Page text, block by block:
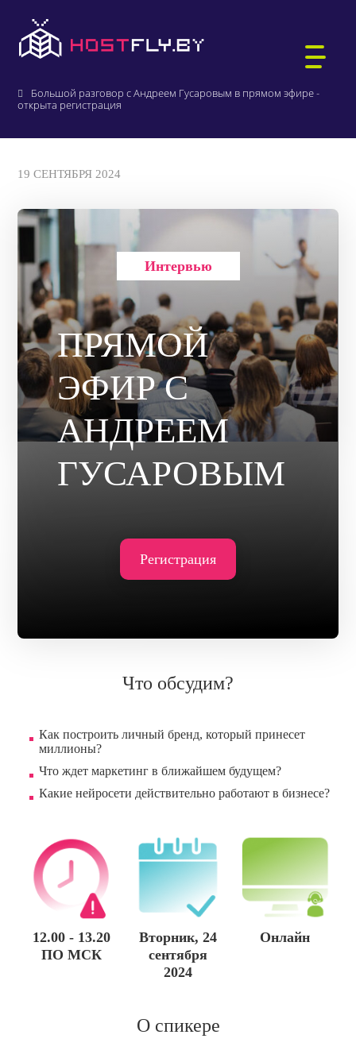
WORDPRESS-ХОСТИНГ
ВИРТУАЛЬНЫЕ СЕРВЕРЫ
БИТРИКС-ХОСТИНГ
ПОЧТА ДЛЯ ДОМЕНА
1С:БУХГАЛТЕРИЯ
ВЫДЕЛЕННЫЕ СЕРВЕРЫ
ЗАЩИЩЁННЫЙ ХОСТИНГ
РЕГИСТРАЦИЯ ДОМЕНОВ
АУКЦИОН ДОМЕНОВ .BY
КТО МЫ
НОВОСТИ И АКЦИИ
БЛОГ
ВОПРОСЫ И ОТВЕТЫ
КОНТАКТЫ
ДОКУМЕНТЫ
Большой разговор с Андреем Гусаровым в прямом эфире -
открыта регистрация
19 СЕНТЯБРЯ 2024
Интервью
ПРЯМОЙ
ЭФИР С
АНДРЕЕМ
ГУСАРОВЫМ
Регистрация
Что обсудим?
Как построить личный бренд, который принесет
миллионы?
Что ждет маркетинг в ближайшем будущем?
Какие нейросети действительно работают в бизнесе?
12.00 - 13.20
ПО МСК
Вторник, 24
сентября
2024
Онлайн
О спикере